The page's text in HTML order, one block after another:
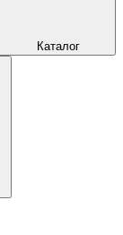
Каталог